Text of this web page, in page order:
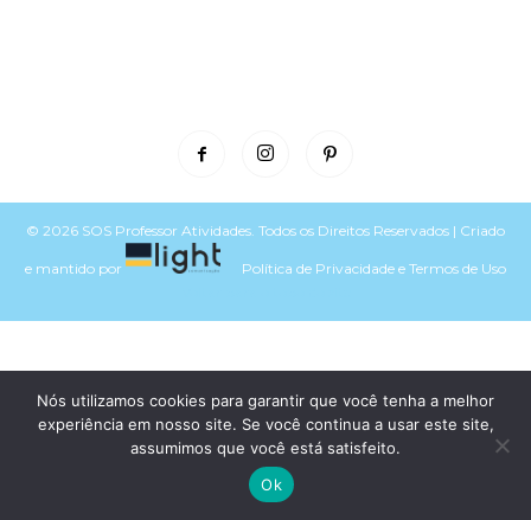
© 2026 SOS Professor Atividades. Todos os Direitos Reservados | Criado
e mantido por Política de Privacidade e Termos de Uso
Nós utilizamos cookies para garantir que você tenha a melhor
experiência em nosso site. Se você continua a usar este site,
assumimos que você está satisfeito.
Ok